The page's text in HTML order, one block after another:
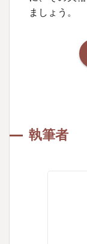
ましょう。
執筆者